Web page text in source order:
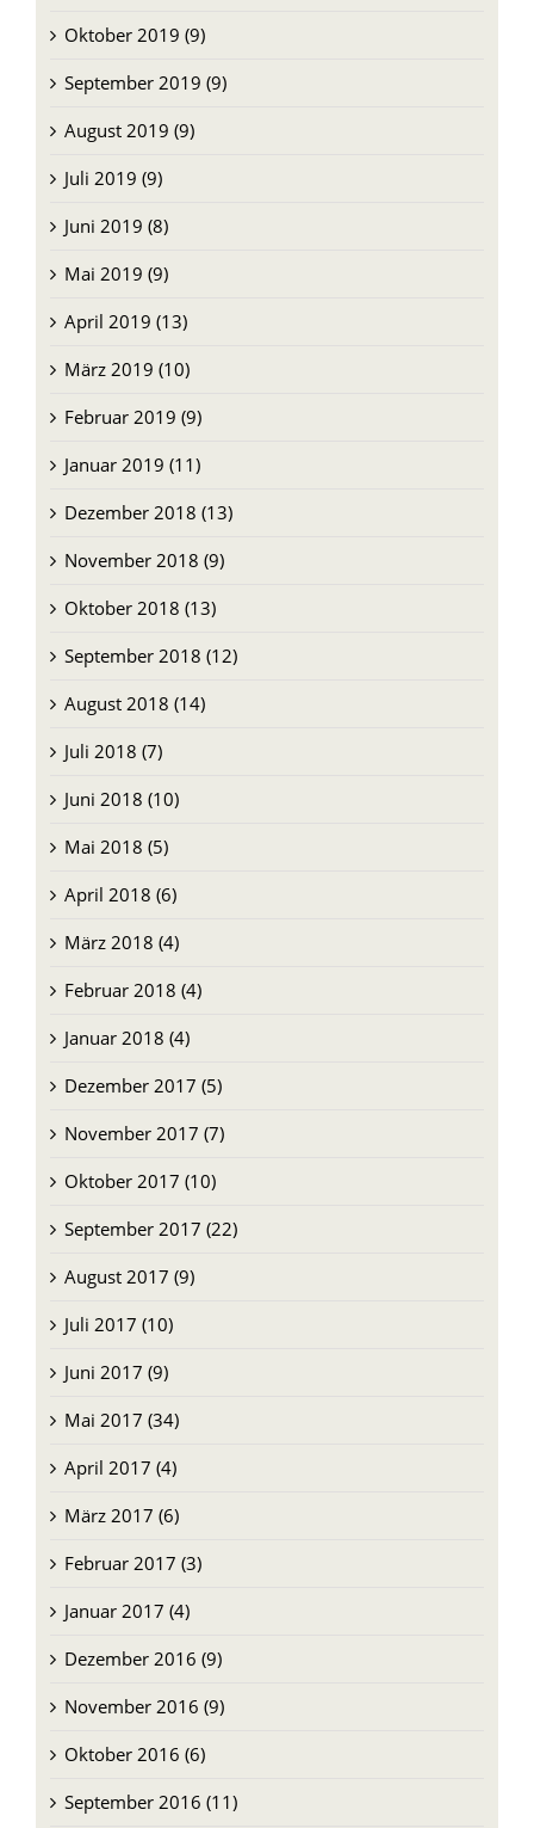
Oktober 2019 (9)
September 2019 (9)
August 2019 (9)
Juli 2019 (9)
Juni 2019 (8)
Mai 2019 (9)
April 2019 (13)
März 2019 (10)
Februar 2019 (9)
Januar 2019 (11)
Dezember 2018 (13)
November 2018 (9)
Oktober 2018 (13)
September 2018 (12)
August 2018 (14)
Juli 2018 (7)
Juni 2018 (10)
Mai 2018 (5)
April 2018 (6)
März 2018 (4)
Februar 2018 (4)
Januar 2018 (4)
Dezember 2017 (5)
November 2017 (7)
Oktober 2017 (10)
September 2017 (22)
August 2017 (9)
Juli 2017 (10)
Juni 2017 (9)
Mai 2017 (34)
April 2017 (4)
März 2017 (6)
Februar 2017 (3)
Januar 2017 (4)
Dezember 2016 (9)
November 2016 (9)
Oktober 2016 (6)
September 2016 (11)